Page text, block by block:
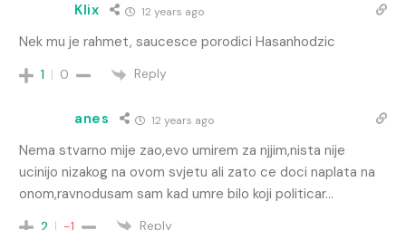
Klix 12 years ago
Nek mu je rahmet, saucesce porodici Hasanhodzic
1 0 Reply
anes 12 years ago
Nema stvarno mije zao,evo umirem za njjim,nista nije
ucinijo nizakog na ovom svjetu ali zato ce doci naplata na
onom,ravnodusam sam kad umre bilo koji politicar…
2 -1 Reply